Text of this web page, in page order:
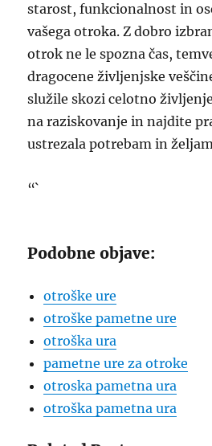
starost, funkcionalnost in
vašega otroka. Z dobro
otrok ne le spozna čas,
dragocene življenjske
služile skozi celotno
na raziskovanje in najdite
ustrezala potrebam in
“`
Podobne objave:
otroške ure
otroške pametne ure
otroška ura
pametne ure za otroke
otroska pametna ura
otroška pametna ura